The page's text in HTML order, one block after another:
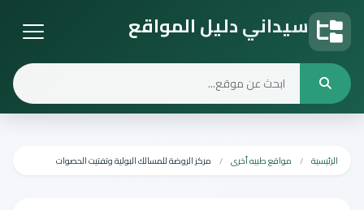
سيداني دليل المواقع
الرئيسية مواقع طبيه أخرى مركز الروضة للمسالك البولية وتفتيت الحصوات